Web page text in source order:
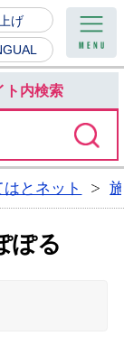
げ
ト内検索
とネット
ぽる